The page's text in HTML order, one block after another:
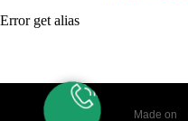
Error get alias
Made on